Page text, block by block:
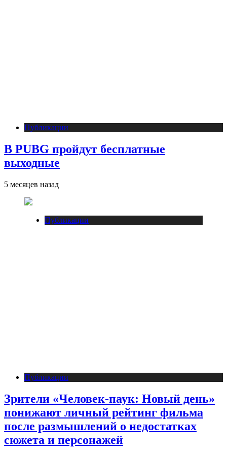
Публикации
В PUBG пройдут бесплатные
выходные
5 месяцев назад
Публикации
Публикации
Зрители «Человек-паук: Новый день»
понижают личный рейтинг фильма
после размышлений о недостатках
сюжета и персонажей